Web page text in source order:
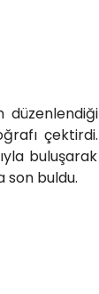
düzenlendiği
çektirdi.
buluşarak
son buldu.